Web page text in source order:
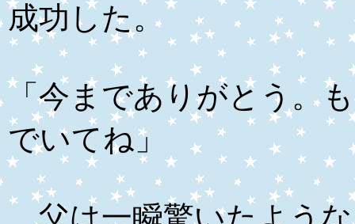
成功した。
「今までありがとう。
でいてね」